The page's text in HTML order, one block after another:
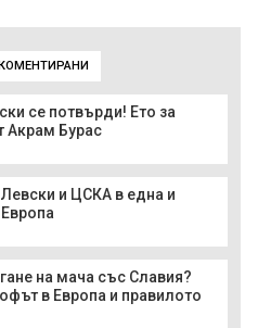
се потвърди! Ето за
Акрам Бурас
и ЦСКА в една и
на мача със Славия?
в Европа и правилото